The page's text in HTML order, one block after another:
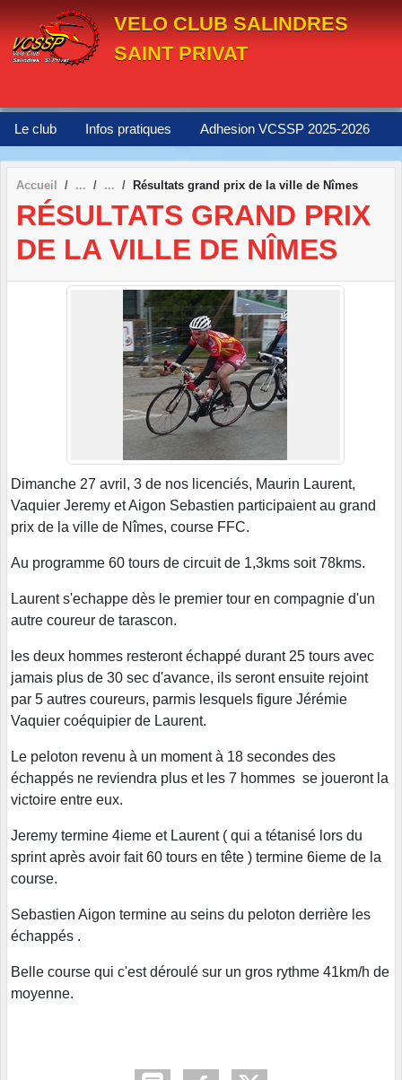
VELO CLUB SALINDRES
SAINT PRIVAT
Le club Infos pratiques Adhesion VCSSP 2025-2026
Accueil Résultats grand prix de la ville de Nîmes
RÉSULTATS GRAND PRIX
DE LA VILLE DE NÎMES
Dimanche 27 avril, 3 de nos licenciés, Maurin Laurent,
Vaquier Jeremy et Aigon Sebastien participaient au grand
prix de la ville de Nîmes, course FFC.
Au programme 60 tours de circuit de 1,3kms soit 78kms.
Laurent s'echappe dès le premier tour en compagnie d'un
autre coureur de tarascon.
les deux hommes resteront échappé durant 25 tours avec
jamais plus de 30 sec d'avance, ils seront ensuite rejoint
par 5 autres coureurs, parmis lesquels figure Jérémie
Vaquier coéquipier de Laurent.
Le peloton revenu à un moment à 18 secondes des
échappés ne reviendra plus et les 7 hommes se joueront la
victoire entre eux.
Jeremy termine 4ieme et Laurent ( qui a tétanisé lors du
sprint après avoir fait 60 tours en tête ) termine 6ieme de la
course.
Sebastien Aigon termine au seins du peloton derrière les
échappés .
Belle course qui c'est déroulé sur un gros rythme 41km/h de
moyenne.
Panneau de gestion des cookies